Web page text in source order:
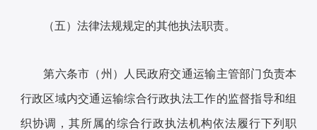
（五）法律法规规定的其他执法职责。
第六条市（州）人民政府交通运输主管部门负责本
行政区域内交通运输综合行政执法工作的监督指导和组
织协调，其所属的综合行政执法机构依法履行下列职